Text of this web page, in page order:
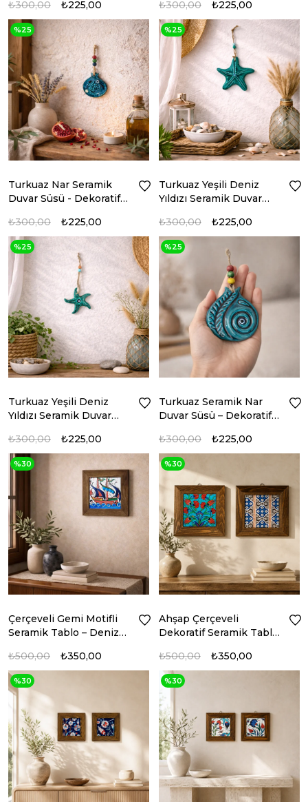
₺225,00
₺300,00 ₺225,00
₺300,00
Turkuaz Nar Seramik
Duvar Süsü - Dekoratif
₺225,00
₺300,00
%25
Turkuaz Yeşili Deniz
Yıldızı Seramik Duvar
₺225,00
₺300,00
%25
Turkuaz Yeşili Deniz
Yıldızı Seramik Duvar
₺225,00
₺300,00
%25
Turkuaz Seramik Nar
Duvar Süsü – Dekoratif
₺225,00
₺300,00
%25
Çerçeveli Gemi Motifli
Seramik Tablo – Deniz
₺350,00
₺500,00
%30
Ahşap Çerçeveli
Dekoratif Seramik Tablo
₺350,00
₺500,00
%30
%30 %30